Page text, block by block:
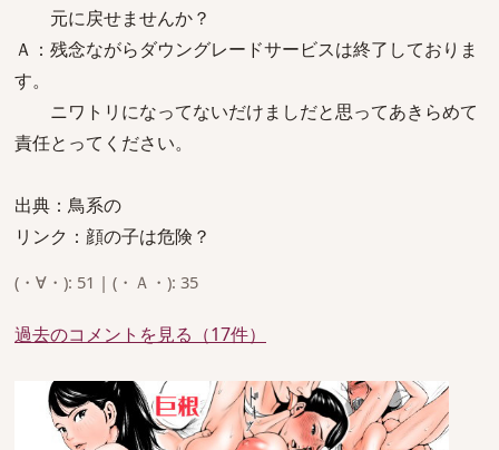
元に戻せませんか？
Ａ：残念ながらダウングレードサービスは終了しておりま
す。
ニワトリになってないだけましだと思ってあきらめて
責任とってください。
出典：鳥系の
リンク：顔の子は危険？
(・∀・): 51 | (・Ａ・): 35
過去のコメントを見る（17件）